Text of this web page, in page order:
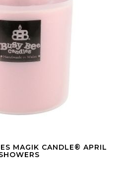
MAGIK CANDLE® APRIL